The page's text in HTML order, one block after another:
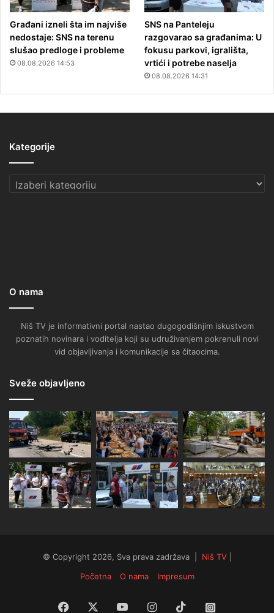
Građani izneli šta im najviše
nedostaje: SNS na terenu
slušao predloge i probleme
08.08.2026 14:53
SNS na Panteleju
razgovarao sa građanima: U
fokusu parkovi, igrališta,
vrtići i potrebe naselja
08.08.2026 14:31
Kategorije
Kategorije
O nama
Niš TV je informativni portal nastao dugogodišnjim iskustvom
poznatih novinara i voditelja koji su udruživanjem pokrenuli novi
vid objavljivanja i komunikacije sa čitaocima.
Sveže objavljeno
© Copyright 2026, Sva prava zadržava | Niš TV|
Početna
O nama Impresum
Facebook YouTubeInstagram
TikTok